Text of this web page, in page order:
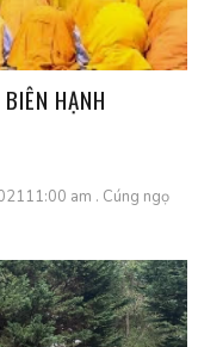
HẠNH
am . Cúng ngọ